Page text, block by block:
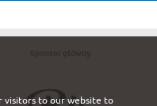
visitors to our website to